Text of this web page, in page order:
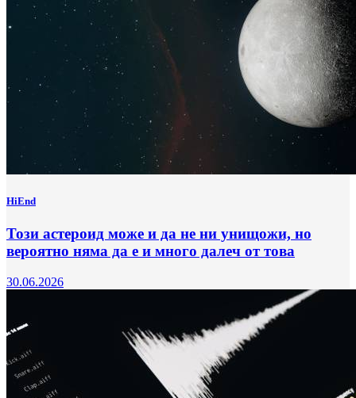
HiEnd
Този астероид може и да не ни унищожи, но
вероятно няма да е и много далеч от това
30.06.2026